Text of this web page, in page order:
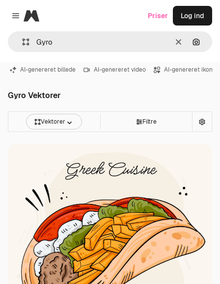
Close menu
Magnific
Klar Søg
Priser Log ind
AI-genereret billede AI-genereret video AI-genereret ikon
Gyro Vektorer
Vektorer Filtre